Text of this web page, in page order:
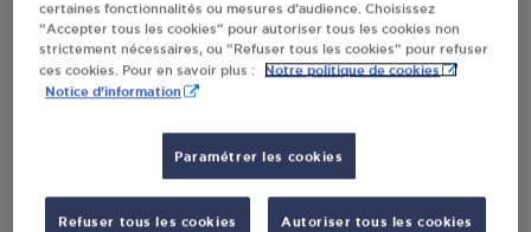
En cliquant sur « S’y rendre », j’autorise le traitement
d’informations (dont mon adresse IP) et leur transfert hors UE
par Google Maps afin d’afficher la carte.
En savoir plus
Accès
certaines fonctionnalités ou mesures d’audience. Choisissez
“Accepter tous les cookies” pour autoriser tous les cookies non
strictement nécessaires, ou “Refuser tous les cookies” pour refuser
ces cookies. Pour en savoir plus :
Notre politique de cookies
Notice d'information
Paramétrer les cookies
Refuser tous les cookies Autoriser tous les cookies